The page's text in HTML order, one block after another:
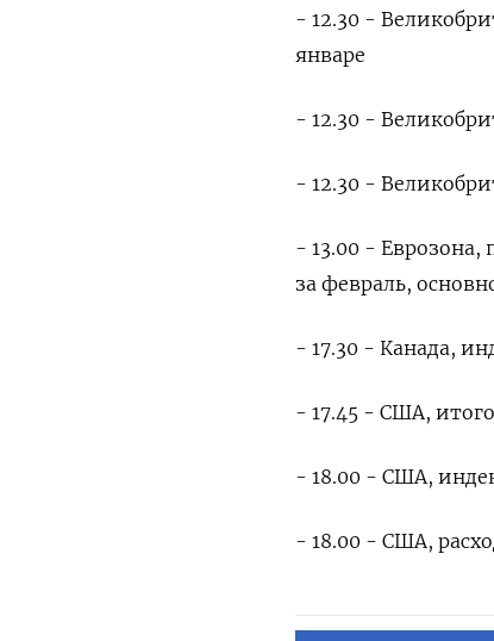
- 12.30 -
январе
- 12.30 -
- 12.30 -
- 13.00 - Еврозона,
за февраль,
- 17.30 - Канада,
- 17.45 - США,
- 18.00 - США,
- 18.00 - США,